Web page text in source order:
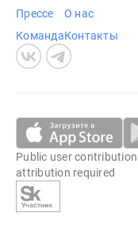
Прессе
Команда
О нас
Контакты
Public user
attribution required